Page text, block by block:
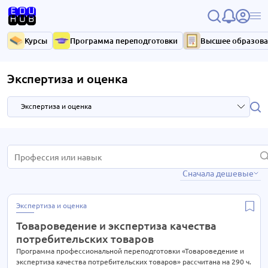
Курсы Программа переподготовки Высшее
Экспертиза и оценка
Экспертиза и оценка
HR и управление персоналом 3 курса
37 курсов
7 курсов
Бухгалтерия
Высший менеджмент 33 курса
Сначала дешевые
Экспертиза и оценка
Товароведение и экспертиза качества
потребительских товаров
Программа профессиональной переподготовки «Товароведение и
экспертиза качества потребительских товаров» рассчитана на 290 ч.